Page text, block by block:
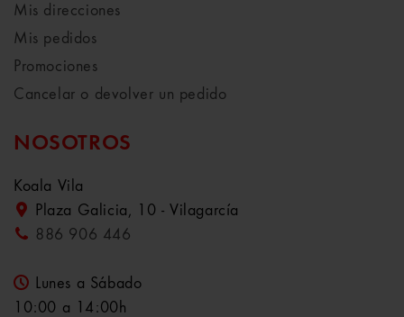
Mis direcciones
Mis pedidos
Promociones
Cancelar o devolver un pedido
NOSOTROS
Koala Vila
Plaza Galicia, 10 - Vilagarcía
886 906 446
Lunes a Sábado
10:00 a 14:00h